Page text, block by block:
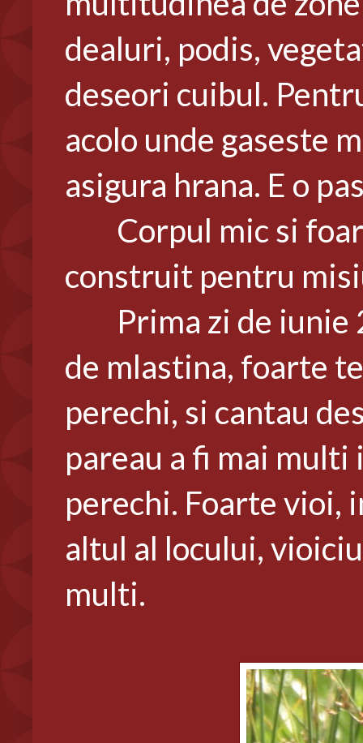
dealuri, podis,
deseori cuibul.
acolo unde gaseste
asigura hrana. E o
Corpul mic si
construit pentru
Prima zi de iunie
de mlastina, foarte
perechi, si cantau
pareau a fi mai multi
perechi. Foarte vioi,
altul al locului,
multi.